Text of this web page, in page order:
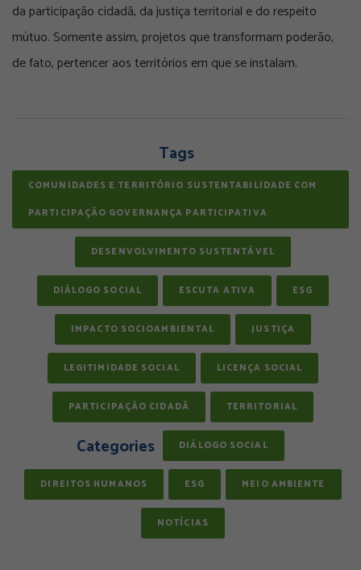
da participação cidadã, da justiça territorial e do respeito
mútuo. Somente assim, projetos que transformam poderão,
de fato, pertencer aos territórios em que se instalam.
Tags
COMUNIDADES E TERRITÓRIO SUSTENTABILIDADE COM
PARTICIPAÇÃO GOVERNANÇA PARTICIPATIVA
DESENVOLVIMENTO SUSTENTÁVEL
DIÁLOGO SOCIAL ESCUTA ATIVA ESG
IMPACTO SOCIOAMBIENTAL JUSTIÇA
LEGITIMIDADE SOCIAL LICENÇA SOCIAL
PARTICIPAÇÃO CIDADÃ TERRITORIAL
Categories DIÁLOGO SOCIAL
DIREITOS HUMANOS ESG MEIO AMBIENTE
NOTÍCIAS